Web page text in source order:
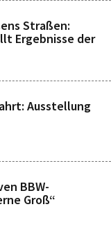
Straßen:
Ergebnisse der
Ausstellung
BBW-
Groß“